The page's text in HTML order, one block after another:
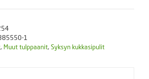
1
, Muut tulppaanit, Syksyn kukkasipulit